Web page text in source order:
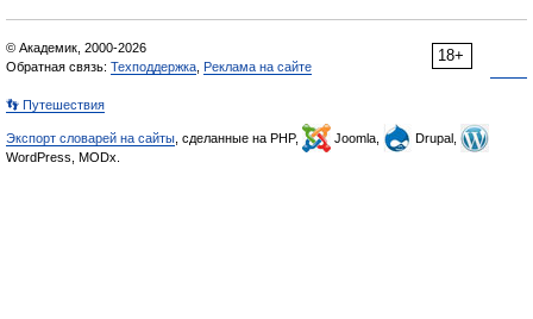
18+
© Академик, 2000-2026
Обратная связь: Техподдержка Реклама на сайте
👣 Путешествия
Экспорт словарей на сайты , сделанные на PHP, Joomla,
Drupal,
WordPress, MODx.